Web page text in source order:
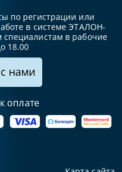
по регистрации или
в системе ЭТАЛОН-
в рабочие
18.00
нами
оплате